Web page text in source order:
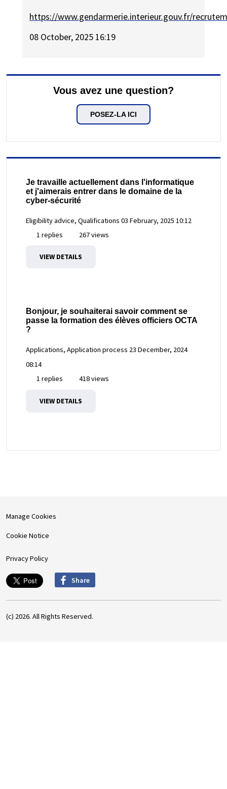
https://www.gendarmerie.interieur.gouv.fr/
08 October, 2025 16:19
Vous avez une question?
POSEZ-LA ICI
Je travaille actuellement dans l'informatique
et j'aimerais entrer dans le domaine de la
cyber-sécurité
Eligibility advice, Qualifications 03 February, 2025 10:12
1 replies
267 views
VIEW DETAILS
Bonjour, je souhaiterai savoir comment se
passe la formation des élèves officiers OCTA
?
Applications, Application process 23 December, 2024
08:14
1 replies
418 views
VIEW DETAILS
Manage Cookies
Cookie Notice
Privacy Policy
Share
(c) 2026. All Rights Reserved.